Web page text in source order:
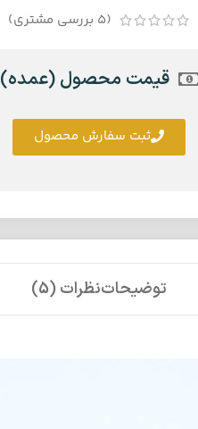
(
5 بررسی مشتری)
قیمت محصول (عمده)
ثبت سفارش محصول
توضیحاتنظرات (5)